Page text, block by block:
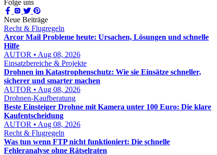
Folge uns
Neue Beiträge
Recht & Flugregeln
Arcor Mail Probleme heute: Ursachen, Lösungen und schnelle
Hilfe
AUTOR • Aug 08, 2026
Einsatzbereiche & Projekte
Drohnen im Katastrophenschutz: Wie sie Einsätze schneller,
sicherer und smarter machen
AUTOR • Aug 08, 2026
Drohnen-Kaufberatung
Beste Einsteiger Drohne mit Kamera unter 100 Euro: Die klare
Kaufentscheidung
AUTOR • Aug 08, 2026
Recht & Flugregeln
Was tun wenn FTP nicht funktioniert: Die schnelle
Fehleranalyse ohne Rätselraten